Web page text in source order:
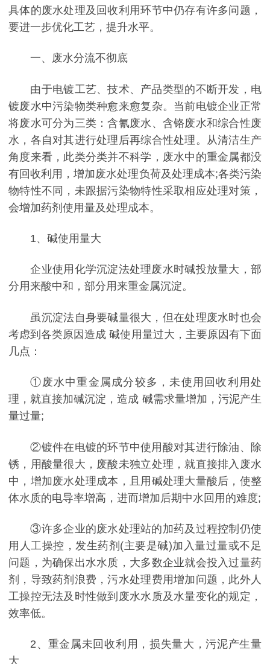
具体的废水处理及回收利用环节中仍存有许多问题，
要进一步优化工艺，提升水平。
一、废水分流不彻底
由于电镀工艺、技术、产品类型的不断开发，电
镀废水中污染物类种愈来愈复杂。当前电镀企业正常
将废水可分为三类：含氰废水、含铬废水和综合性废
水，各自对其进行处理后再综合性处理。从清洁生产
角度来看，此类分类并不科学，废水中的重金属都没
有回收利用，增加废水处理负荷及处理成本;各类污染
物特性不同，未跟据污染物特性采取相应处理对策，
会增加药剂使用量及处理成本。
1、碱使用量大
企业使用化学沉淀法处理废水时碱投放量大，部
分用来酸中和，部分用来重金属沉淀。
虽沉淀法自身要碱量很大，但在处理废水时也会
考虑到各类原因造成 碱使用量过大，主要原因有下面
几点：
①废水中重金属成分较多，未使用回收利用处
理，就直接加碱沉淀，造成 碱需求量增加，污泥产生
量过量;
②镀件在电镀的环节中使用酸对其进行除油、除
锈，用酸量很大，废酸未独立处理，就直接排入废水
中，增加废水处理成本，且用碱处理大量酸后，使整
体水质的电导率增高，进而增加后期中水回用的难度;
③许多企业的废水处理站的加药及过程控制仍使
用人工操控，发生药剂(主要是碱)加入量过量或不足
问题，为确保出水水质，大多数企业就会投入过量药
剂，导致药剂浪费，污水处理费用增加问题，此外人
工操控无法及时性做到废水水质及水量变化的规定，
效率低。
2、重金属未回收利用，损失量大，污泥产生量
大